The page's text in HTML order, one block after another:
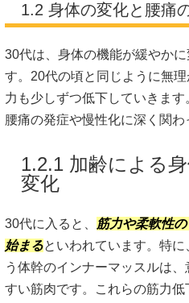
1.2 身体の変化と腰痛
30代は、身体の機能が緩やか
す。20代の頃と同じように無
力も少しずつ低下していきます
腰痛の発症や慢性化に深く関わ
1.2.1 加齢による
変化
30代に入ると、
筋力や柔軟性
始まるといわれています。特
う体幹のインナーマッスルは
すい筋肉です。これらの筋力